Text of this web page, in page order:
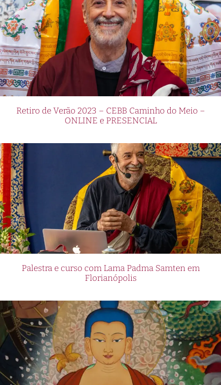
Retiro de Verão 2023 – CEBB Caminho do Meio –
ONLINE e PRESENCIAL
Palestra e curso com Lama Padma Samten em
Florianópolis